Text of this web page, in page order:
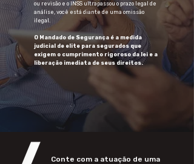
ou revisão e o INSS ultrapassou o prazo legal de
análise, você está diante de uma omissão
ilegal.
O Mandado de Segurança é a medida
judicial de elite para segurados que
exigem o cumprimento rigoroso da lei e a
liberação imediata de seus direitos.
Conte com a atuação de uma